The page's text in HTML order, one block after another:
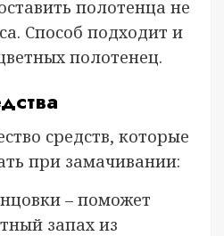
полотенца не
Способ подходит и
полотенец.
средств, которые
при замачивании:
– поможет
запах из